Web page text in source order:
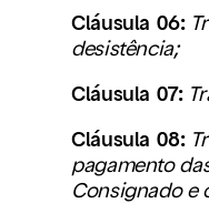
Cláusula 06:
desistência;
Cláusula 07:
Cláusula 08:
pagamento
Consignado e